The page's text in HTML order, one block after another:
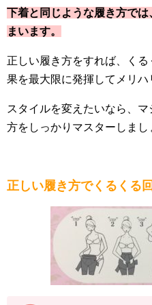
下着と同じような履き方で
まいます。
正しい履き方をすれば、く
果を最大限に発揮してメリハ
スタイルを変えたいなら、
方をしっかりマスターしまし
正しい履き方でくるくる